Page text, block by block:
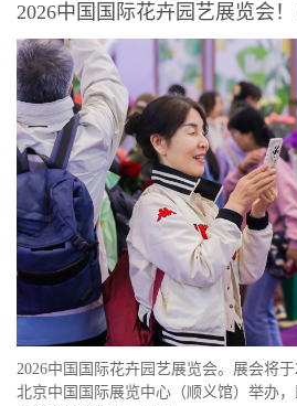
2026中国国际花卉园艺展览会！
2026中国国际花卉园艺展览会。展会将
北京中国国际展览中心（顺义馆）举办